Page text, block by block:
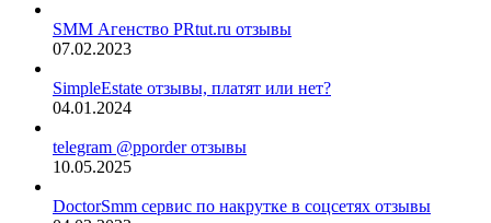
SMM Агенство PRtut.ru отзывы
07.02.2023
SimpleEstate отзывы, платят или нет?
04.01.2024
telegram @pporder отзывы
10.05.2025
DoctorSmm сервис по накрутке в соцсетях отзывы